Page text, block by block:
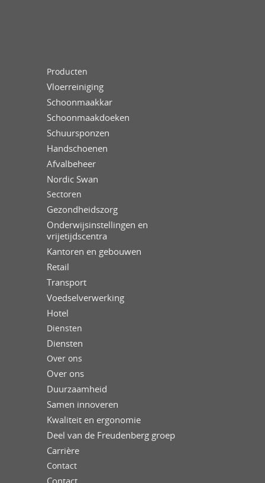
Producten
Vloerreiniging
Schoonmaakkar
Schoonmaakdoeken
Schuursponzen
Handschoenen
Afvalbeheer
Nordic Swan
Sectoren
Gezondheidszorg
Onderwijsinstellingen en
vrijetijdscentra
Kantoren en gebouwen
Retail
Transport
Voedselverwerking
Hotel
Diensten
Diensten
Over ons
Over ons
Duurzaamheid
Samen innoveren
Kwaliteit en ergonomie
Deel van de Freudenberg groep
Carrière
Contact